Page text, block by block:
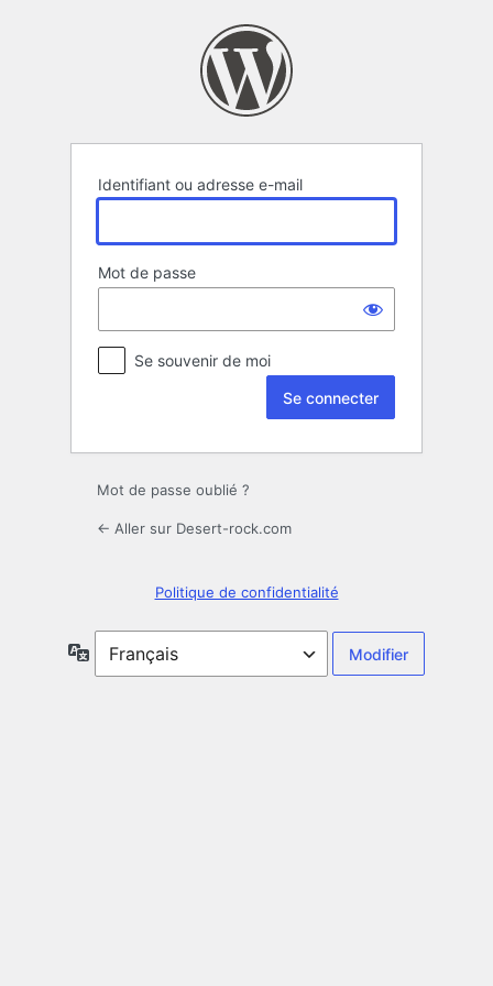
Identifiant ou adresse e-mail
Mot de passe
Se souvenir de moi
Mot de passe oublié ?
← Aller sur Desert-rock.com
Politique de confidentialité
Langue